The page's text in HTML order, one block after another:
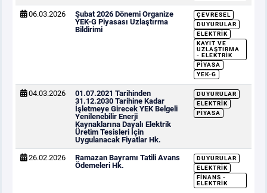
06.03.2026
Şubat 2026 Dönemi Organize
YEK-G Piyasası Uzlaştırma
Bildirimi
ÇEVRESEL
DUYURULAR
ELEKTRIK
KAYIT VE
UZLAŞTIRMA
- ELEKTRIK
PIYASA
YEK-G
04.03.2026
01.07.2021 Tarihinden
31.12.2030 Tarihine Kadar
İşletmeye Girecek YEK Belgeli
Yenilenebilir Enerji
Kaynaklarına Dayalı Elektrik
Üretim Tesisleri İçin
Uygulanacak Fiyatlar Hk.
DUYURULAR
ELEKTRIK
PIYASA
26.02.2026
Ramazan Bayramı Tatili Avans
Ödemeleri Hk.
DUYURULAR
ELEKTRIK
FINANS -
ELEKTRIK